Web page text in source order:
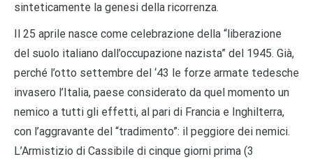
sinteticamente la genesi della ricorrenza.
Il 25 aprile nasce come celebrazione della “liberazione
del suolo italiano dall’occupazione nazista” del 1945. Già,
perché l’otto settembre del ‘43 le forze armate tedesche
invasero l’Italia, paese considerato da quel momento un
nemico a tutti gli effetti, al pari di Francia e Inghilterra,
con l’aggravante del “tradimento”: il peggiore dei nemici.
L’Armistizio di Cassibile di cinque giorni prima (3